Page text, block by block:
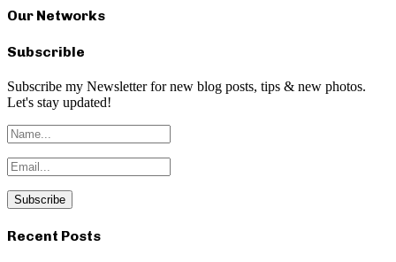
Our Networks
Subscrible
Subscribe my Newsletter for new blog posts, tips & new photos.
Let's stay updated!
Recent Posts